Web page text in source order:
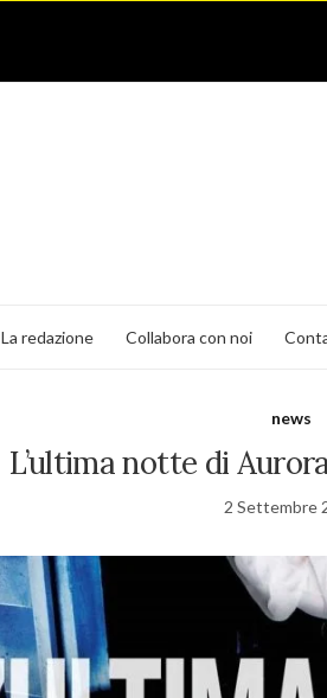
La redazione Collabora con noi
news
L’ultima notte di
2 Settembre